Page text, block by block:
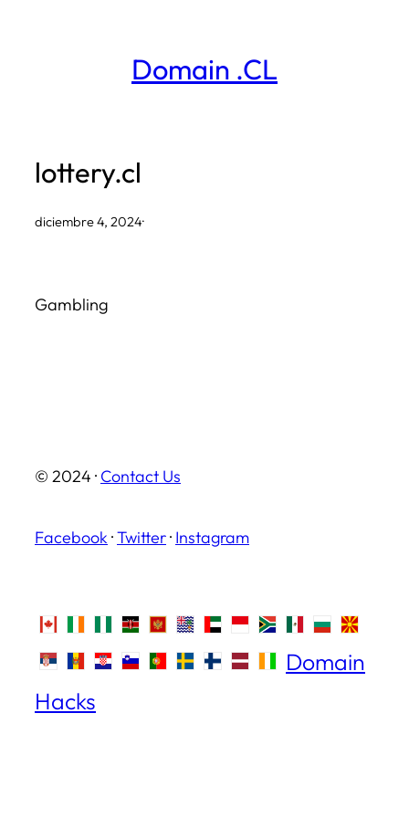
Domain .CL
lottery.cl
diciembre 4, 2024·
Gambling
© 2024 · Contact Us
Facebook ·Twitter· Instagram
Domain
Hacks